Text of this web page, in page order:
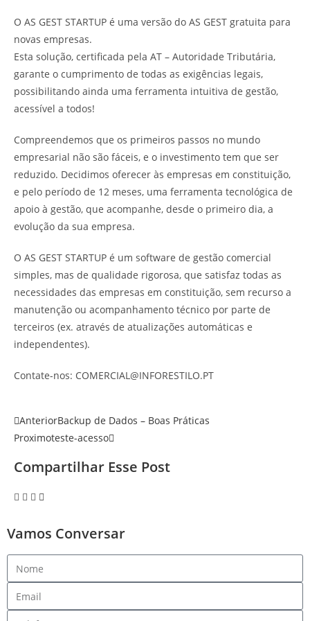
O AS GEST STARTUP é uma versão do AS GEST gratuita para
novas empresas.
Esta solução, certificada pela AT – Autoridade Tributária,
garante o cumprimento de todas as exigências legais,
possibilitando ainda uma ferramenta intuitiva de gestão,
acessível a todos!
Compreendemos que os primeiros passos no mundo
empresarial não são fáceis, e o investimento tem que ser
reduzido. Decidimos oferecer às empresas em constituição,
e pelo período de 12 meses, uma ferramenta tecnológica de
apoio à gestão, que acompanhe, desde o primeiro dia, a
evolução da sua empresa.
O AS GEST STARTUP é um software de gestão comercial
simples, mas de qualidade rigorosa, que satisfaz todas as
necessidades das empresas em constituição, sem recurso a
manutenção ou acompanhamento técnico por parte de
terceiros (ex. através de atualizações automáticas e
independentes).
Contate-nos: COMERCIAL@INFORESTILO.PT
AnteriorBackup de Dados – Boas Práticas
Proximoteste-acesso
Compartilhar Esse Post
Vamos Conversar